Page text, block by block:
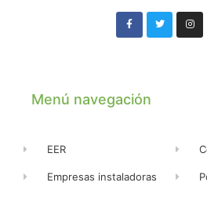
Menú navegación
EER
Empresas instaladoras